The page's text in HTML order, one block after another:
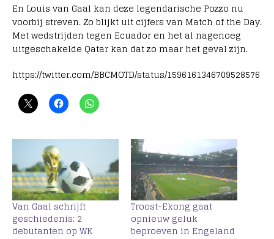
En Louis van Gaal kan deze legendarische Pozzo nu
voorbij streven. Zo blijkt uit cijfers van Match of the Day.
Met wedstrijden tegen Ecuador en het al nagenoeg
uitgeschakelde Qatar kan dat zo maar het geval zijn.
https://twitter.com/BBCMOTD/status/1596161346709528576
Van Gaal schrijft
geschiedenis: 2
debutanten op WK
Troost-Ekong gaat
opnieuw geluk
beproeven in Engeland